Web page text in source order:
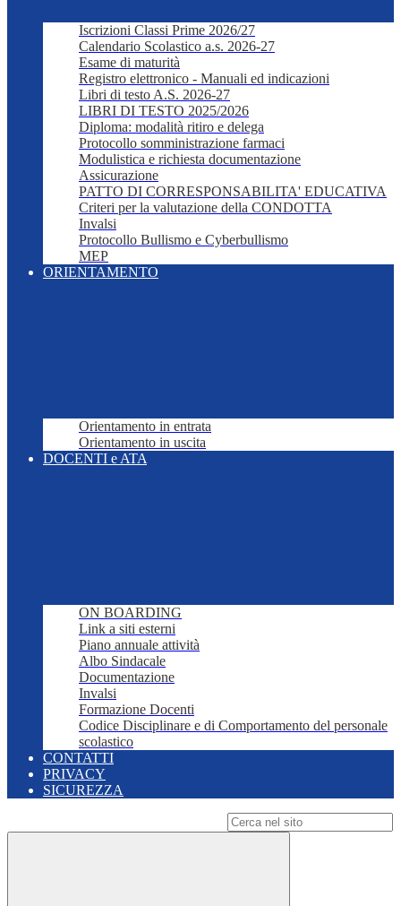
Iscrizioni Classi Prime 2026/27
Calendario Scolastico a.s. 2026-27
Esame di maturità
Registro elettronico - Manuali ed indicazioni
Libri di testo A.S. 2026-27
LIBRI DI TESTO 2025/2026
Diploma: modalità ritiro e delega
Protocollo somministrazione farmaci
Modulistica e richiesta documentazione
Assicurazione
PATTO DI CORRESPONSABILITA' EDUCATIVA
Criteri per la valutazione della CONDOTTA
Invalsi
Protocollo Bullismo e Cyberbullismo
MEP
ORIENTAMENTO
Orientamento in entrata
Orientamento in uscita
DOCENTI e ATA
ON BOARDING
Link a siti esterni
Piano annuale attività
Albo Sindacale
Documentazione
Invalsi
Formazione Docenti
Codice Disciplinare e di Comportamento del personale
scolastico
CONTATTI
PRIVACY
SICUREZZA